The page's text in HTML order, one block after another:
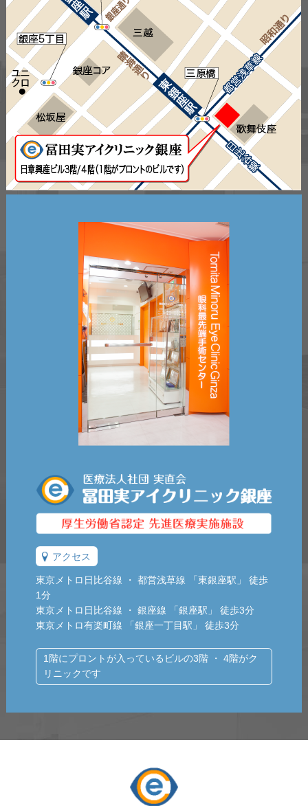
アクセス
東京メトロ日比谷線 ・ 都営浅草線 「東銀座駅」 徒歩
1分
東京メトロ日比谷線 ・ 銀座線 「銀座駅」 徒歩3分
東京メトロ有楽町線 「銀座一丁目駅」 徒歩3分
1階にプロントが入っているビルの3階 ・ 4階がク
リニックです